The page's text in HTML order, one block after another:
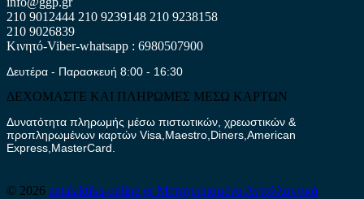
210 9012444 210 9239148 210 9238158
210 9026839
Κινητό-Viber-whatsapp : 6980507900
Δευτέρα - Παρασκευή 8:00 - 16:30
ΔΕΧΟΜΑΣΤΕ ΚΑΙ ΠΛΗΡΩΜΕΣ ΜΕΣΩ ΚΑΡΤΩΝ
Δυνατότητα πληρωμής μέσω πιστωτικών, χρεωστικών &
προπληρωμένων καρτών Visa,Maestro,Diners,American
Express,MasterCard.
© 2026 antalaktika-online.grΜεταχειρισμένα Ανταλλακτικά